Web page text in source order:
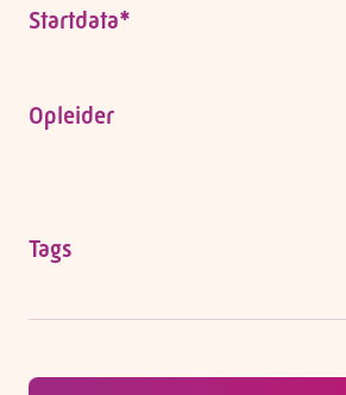
Startdata*
Opleider
Tags